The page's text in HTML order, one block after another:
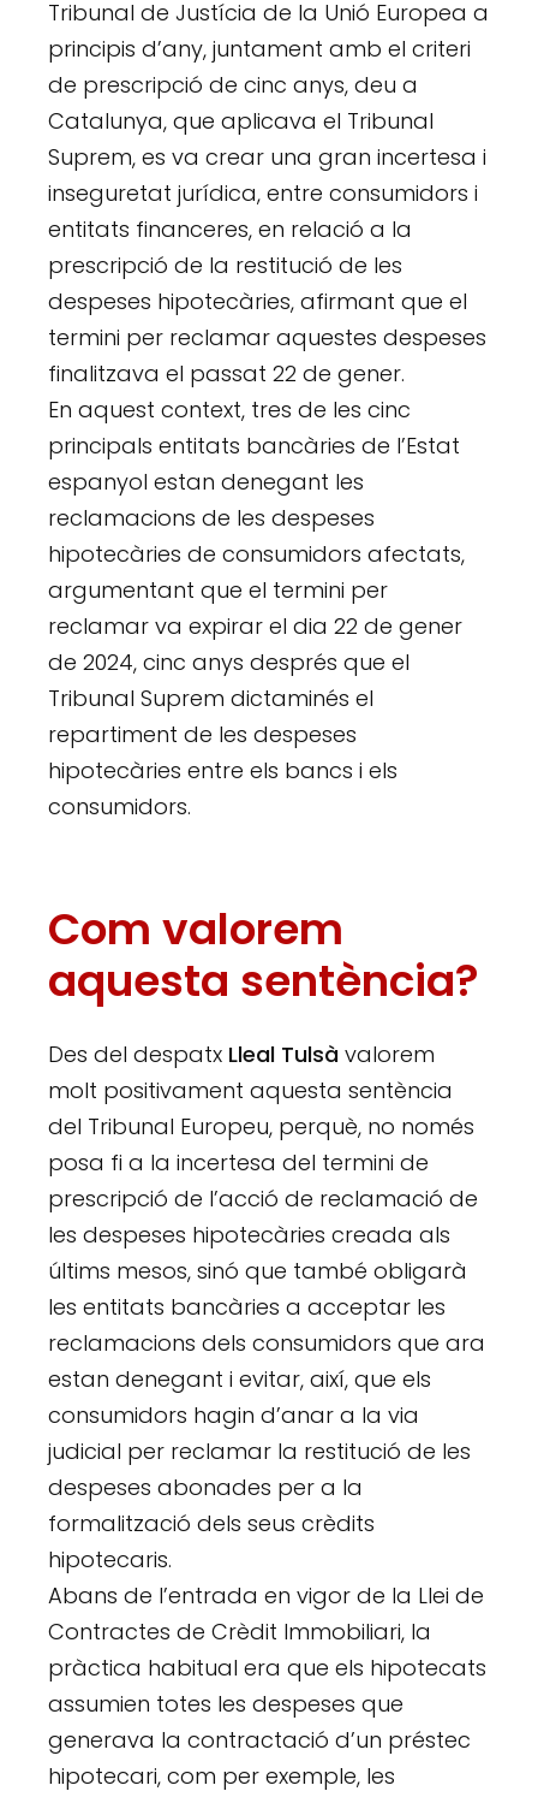
Tribunal de Justícia de la Unió Europea a
principis d’any, juntament amb el criteri
de prescripció de cinc anys, deu a
Catalunya, que aplicava el Tribunal
Suprem, es va crear una gran incertesa i
inseguretat jurídica, entre consumidors i
entitats financeres, en relació a la
prescripció de la restitució de les
despeses hipotecàries, afirmant que el
termini per reclamar aquestes despeses
finalitzava el passat 22 de gener.
En aquest context, tres de les cinc
principals entitats bancàries de l’Estat
espanyol estan denegant les
reclamacions de les despeses
hipotecàries de consumidors afectats,
argumentant que el termini per
reclamar va expirar el dia 22 de gener
de 2024, cinc anys després que el
Tribunal Suprem dictaminés el
repartiment de les despeses
hipotecàries entre els bancs i els
consumidors.
Com valorem
aquesta sentència?
Des del despatx Lleal Tulsà valorem
molt positivament aquesta sentència
del Tribunal Europeu, perquè, no només
posa fi a la incertesa del termini de
prescripció de l’acció de reclamació de
les despeses hipotecàries creada als
últims mesos, sinó que també obligarà
les entitats bancàries a acceptar les
reclamacions dels consumidors que ara
estan denegant i evitar, així, que els
consumidors hagin d’anar a la via
judicial per reclamar la restitució de les
despeses abonades per a la
formalització dels seus crèdits
hipotecaris.
Abans de l’entrada en vigor de la Llei de
Contractes de Crèdit Immobiliari, la
pràctica habitual era que els hipotecats
assumien totes les despeses que
generava la contractació d’un préstec
hipotecari, com per exemple, les